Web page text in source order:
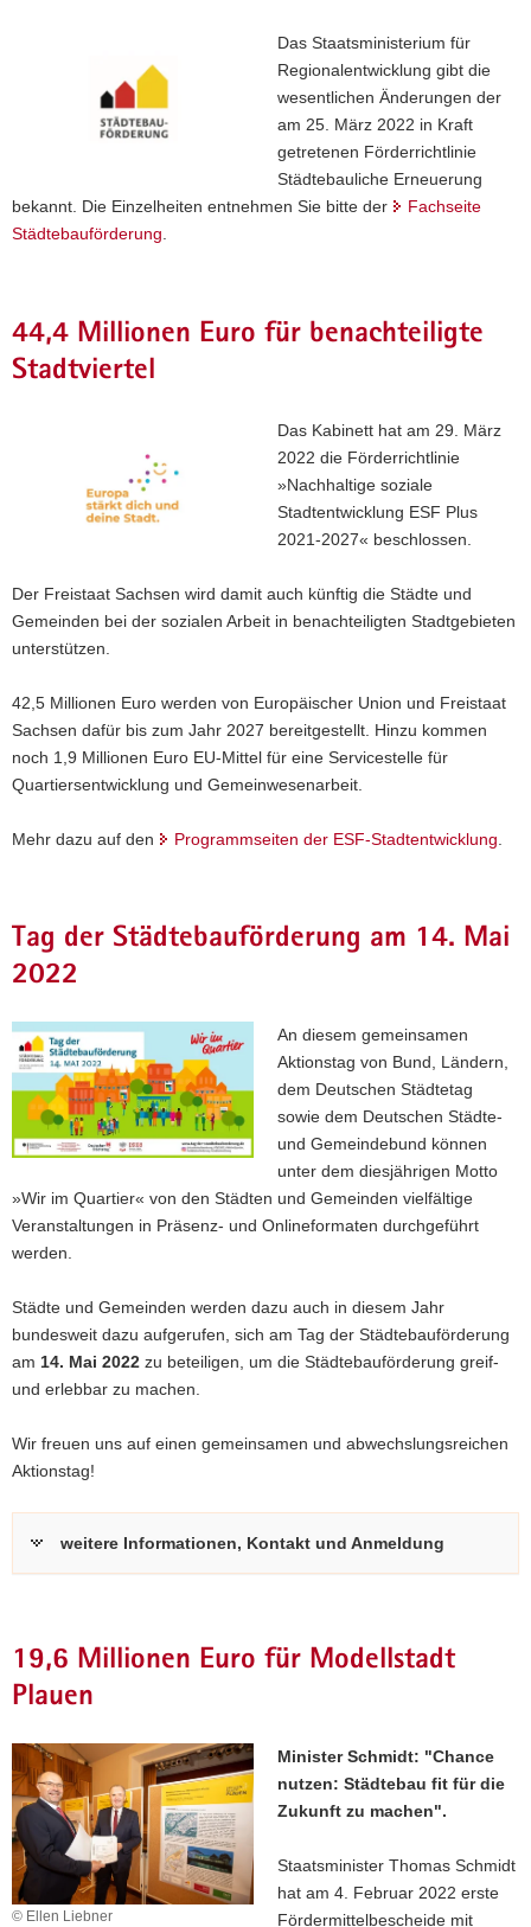
Das Staatsministerium für
Regionalentwicklung gibt die
wesentlichen Änderungen der
am 25. März 2022 in Kraft
getretenen Förderrichtlinie
Städtebauliche Erneuerung
bekannt. Die Einzelheiten entnehmen Sie bitte der
Fachseite
Städtebauförderung
44,4 Millionen Euro für benachteiligte
Stadtviertel
Das Kabinett hat am 29. März
2022 die Förderrichtlinie
»Nachhaltige soziale
Stadtentwicklung ESF Plus
2021-2027« beschlossen.
Der Freistaat Sachsen wird damit auch künftig die Städte und
Gemeinden bei der sozialen Arbeit in benachteiligten Stadtgebieten
unterstützen.
42,5 Millionen Euro werden von Europäischer Union und Freistaat
Sachsen dafür bis zum Jahr 2027 bereitgestellt. Hinzu kommen
noch 1,9 Millionen Euro EU-Mittel für eine Servicestelle für
Quartiersentwicklung und Gemeinwesenarbeit.
Mehr dazu auf den Programmseiten der ESF-Stadtentwicklung
Tag der Städtebauförderung am 14. Mai
2022
An diesem gemeinsamen
Aktionstag von Bund, Ländern,
dem Deutschen Städtetag
sowie dem Deutschen Städte-
und Gemeindebund können
unter dem diesjährigen Motto
»Wir im Quartier« von den Städten und Gemeinden vielfältige
Veranstaltungen in Präsenz- und Onlineformaten durchgeführt
werden.
Städte und Gemeinden werden dazu auch in diesem Jahr
bundesweit dazu aufgerufen, sich am Tag der Städtebauförderung
am 14. Mai 2022 zu beteiligen, um die Städtebauförderung greif-
und erlebbar zu machen.
Wir freuen uns auf einen gemeinsamen und abwechslungsreichen
Aktionstag!
weitere Informationen, Kontakt und Anmeldung
19,6 Millionen Euro für Modellstadt
Plauen
© Ellen Liebner
Minister Schmidt: "Chance
nutzen: Städtebau fit für die
Zukunft zu machen".
Staatsminister Thomas Schmidt
hat am 4. Februar 2022 erste
Fördermittelbescheide mit